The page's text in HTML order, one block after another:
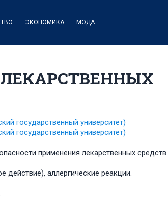
ЭКОНОМИКА МОДА
государственный университет)
государственный университет)
применения лекарственных средств.
действие), аллергические реакции.